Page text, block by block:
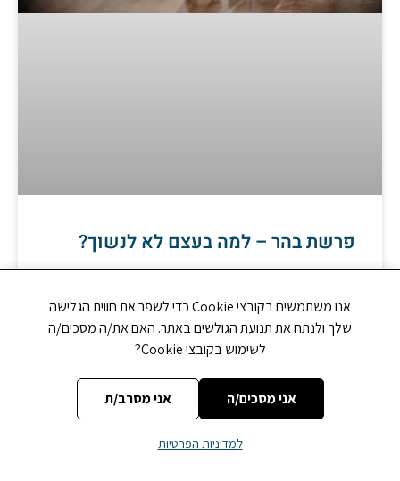
פרשת בהר – למה בעצם לא לנשוך?
ולמה בעצם לא לנשוך? הרב מאור דוד כהן נוגע בעיקרי שורשי
איסור הריבית ממנו נלמד מסר חשוב
אנו משתמשים בקובצי Cookie כדי לשפר את חווית הגלישה
שלך ולנתח את תנועת הגולשים באתר. האם את/ה מסכים/ה
לשימוש בקובצי Cookie?
אני מסכים/ה אני מסרב/ת
למדיניות הפרטיות